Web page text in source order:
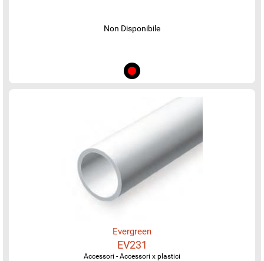
Non Disponibile
Evergreen
EV231
Accessori - Accessori x plastici